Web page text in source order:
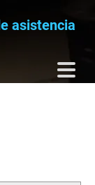
asistencia